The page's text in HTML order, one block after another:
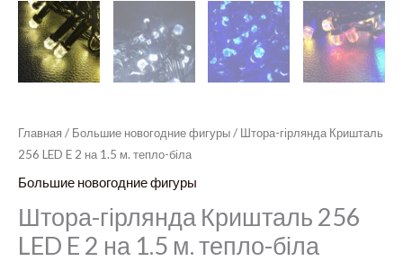
Главная / Большие новогодние фигуры/ Штора-гірлянда Кришталь
256 LED E 2 на 1.5 м. тепло-біла
Большие новогодние фигуры
Штора-гірлянда Кришталь 256
LED E 2 на 1.5 м. тепло-біла